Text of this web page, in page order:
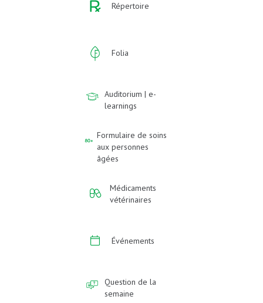
Répertoire
Folia
Auditorium | e-
learnings
Formulaire de soins
aux personnes
âgées
Médicaments
vétérinaires
Événements
Question de la
semaine